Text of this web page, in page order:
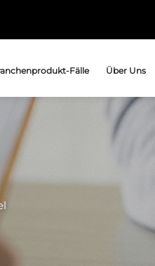
Fälle Über Uns